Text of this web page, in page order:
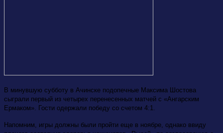
В минувшую субботу в Ачинске подопечные Максима Шостова
сыграли первый из четырех перенесенных матчей с «Ангарским
Ермаком». Гости одержали победу со счетом 4:1.
Напомним, игры должны были пройти еще в ноябре, однако ввиду